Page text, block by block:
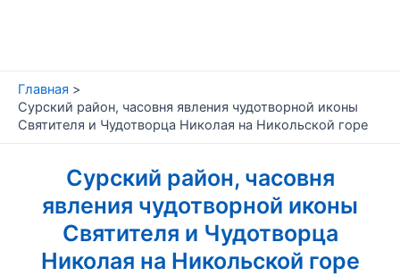
Главная
Сурский район, часовня явления чудотворной иконы
Святителя и Чудотворца Николая на Никольской горе
Сурский район, часовня
явления чудотворной иконы
Святителя и Чудотворца
Николая на Никольской горе